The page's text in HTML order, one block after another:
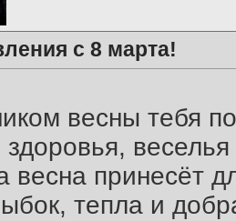
с 8 марта!
весны тебя
здоровья,
весна принесёт
тепла и